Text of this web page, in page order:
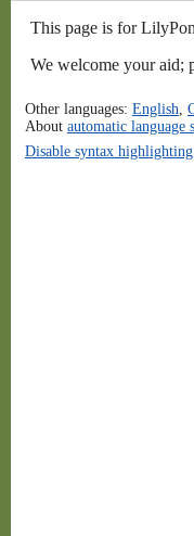
This page is for
We welcome your aid;
Other languages: English
About automatic language
Disable syntax highlighting